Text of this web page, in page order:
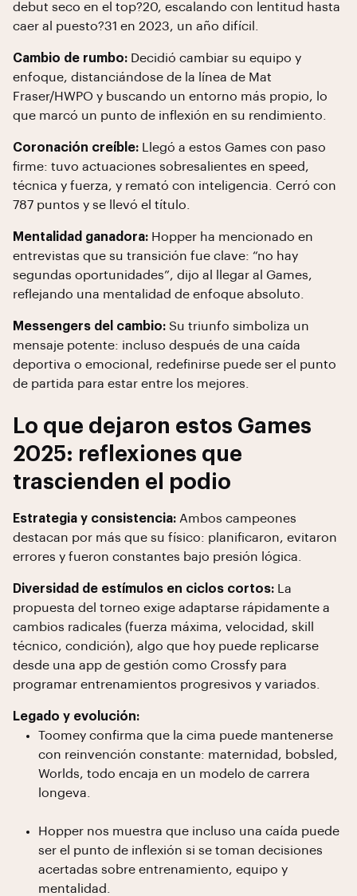
debut seco en el top?20, escalando con lentitud hasta
caer al puesto?31 en 2023, un año difícil.
Cambio de rumbo: Decidió cambiar su equipo y
enfoque, distanciándose de la línea de Mat
Fraser/HWPO y buscando un entorno más propio, lo
que marcó un punto de inflexión en su rendimiento.
Coronación creíble: Llegó a estos Games con paso
firme: tuvo actuaciones sobresalientes en speed,
técnica y fuerza, y remató con inteligencia. Cerró con
787 puntos y se llevó el título.
Mentalidad ganadora: Hopper ha mencionado en
entrevistas que su transición fue clave: “no hay
segundas oportunidades”, dijo al llegar al Games,
reflejando una mentalidad de enfoque absoluto.
Messengers del cambio: Su triunfo simboliza un
mensaje potente: incluso después de una caída
deportiva o emocional, redefinirse puede ser el punto
de partida para estar entre los mejores.
Lo que dejaron estos Games
2025: reflexiones que
trascienden el podio
Estrategia y consistencia: Ambos campeones
destacan por más que su físico: planificaron, evitaron
errores y fueron constantes bajo presión lógica.
Diversidad de estímulos en ciclos cortos: La
propuesta del torneo exige adaptarse rápidamente a
cambios radicales (fuerza máxima, velocidad, skill
técnico, condición), algo que hoy puede replicarse
desde una app de gestión como Crossfy para
programar entrenamientos progresivos y variados.
Legado y evolución:
Toomey confirma que la cima puede mantenerse
con reinvención constante: maternidad, bobsled,
Worlds, todo encaja en un modelo de carrera
longeva.
Hopper nos muestra que incluso una caída puede
ser el punto de inflexión si se toman decisiones
acertadas sobre entrenamiento, equipo y
mentalidad.